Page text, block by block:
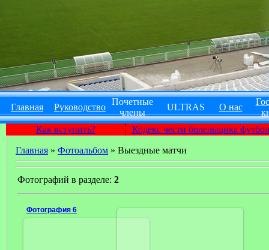
Главная Руководство
Почетные
члены
ULTRAS О нас
Как вступить?
Кодекс чести болельщика
Главная » Фотоальбом » Выездные матчи
Фотографий в разделе: 2
Фотография 6